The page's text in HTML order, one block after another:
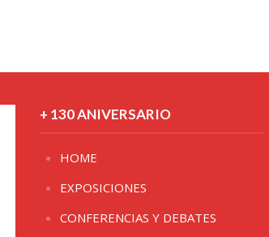
+ 130 ANIVERSARIO
HOME
EXPOSICIONES
CONFERENCIAS Y DEBATES